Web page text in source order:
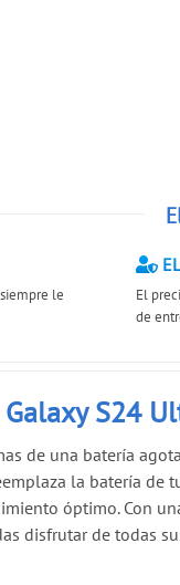
le
El
de
S24
de una batería
la batería de
óptimo. Con
disfrutar de todas